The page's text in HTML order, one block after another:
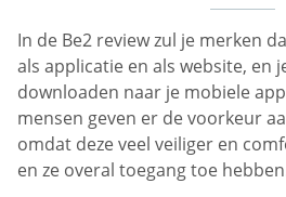
In de Be2 review zul je merken
als applicatie en als website, en
downloaden naar je mobiele
mensen geven er de voorkeur
omdat deze veel veiliger en
en ze overal toegang toe